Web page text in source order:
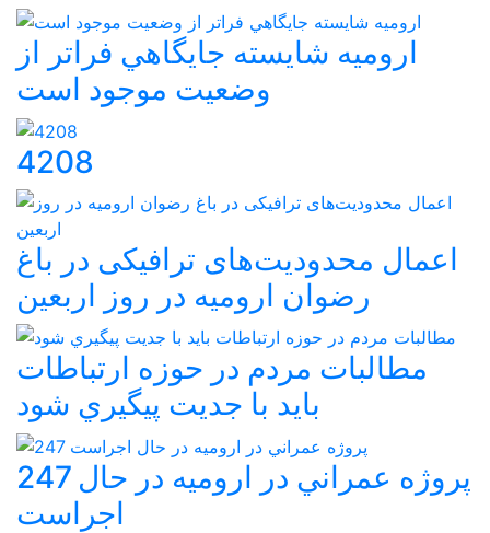
اروميه شايسته جايگاهي فراتر از
وضعيت موجود است
4208
اعمال محدودیت‌های ترافیکی در باغ
رضوان ارومیه در روز اربعین
مطالبات مردم در حوزه ارتباطات
بايد با جديت پيگيري شود
247 پروژه عمراني در اروميه در حال
اجراست